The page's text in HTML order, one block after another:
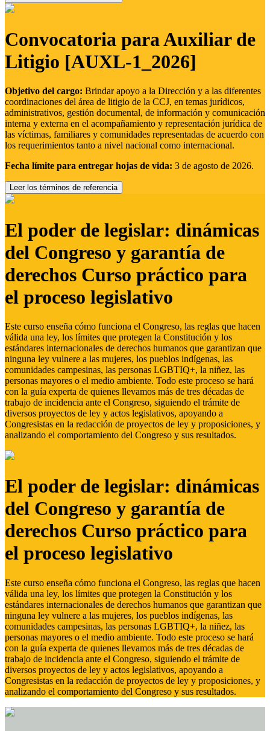
Convocatoria para Auxiliar de
Litigio [AUXL-1_2026]
Objetivo del cargo: Brindar apoyo a la Dirección y a las diferentes
coordinaciones del área de litigio de la CCJ, en temas jurídicos,
administrativos, gestión documental, de información y comunicación
interna y externa en el acompañamiento y representación jurídica de
las víctimas, familiares y comunidades representadas de acuerdo con
los requerimientos tanto a nivel nacional como internacional.
Fecha límite para entregar hojas de vida: 3 de agosto de 2026.
Leer los términos de referencia
El poder de legislar: dinámicas
del Congreso y garantía de
derechos Curso práctico para
el proceso legislativo
Este curso enseña cómo funciona el Congreso, las reglas que hacen
válida una ley, los límites que protegen la Constitución y los
estándares internacionales de derechos humanos que garantizan que
ninguna ley vulnere a las mujeres, los pueblos indígenas, las
comunidades campesinas, las personas LGBTIQ+, la niñez, las
personas mayores o el medio ambiente. Todo este proceso se hará
con la guía experta de quienes llevamos más de tres décadas de
trabajo de incidencia ante el Congreso, siguiendo el trámite de
diversos proyectos de ley y actos legislativos, apoyando a
Congresistas en la redacción de proyectos de ley y proposiciones, y
analizando el comportamiento del Congreso y sus resultados.
El poder de legislar: dinámicas
del Congreso y garantía de
derechos Curso práctico para
el proceso legislativo
Este curso enseña cómo funciona el Congreso, las reglas que hacen
válida una ley, los límites que protegen la Constitución y los
estándares internacionales de derechos humanos que garantizan que
ninguna ley vulnere a las mujeres, los pueblos indígenas, las
comunidades campesinas, las personas LGBTIQ+, la niñez, las
personas mayores o el medio ambiente. Todo este proceso se hará
con la guía experta de quienes llevamos más de tres décadas de
trabajo de incidencia ante el Congreso, siguiendo el trámite de
diversos proyectos de ley y actos legislativos, apoyando a
Congresistas en la redacción de proyectos de ley y proposiciones, y
analizando el comportamiento del Congreso y sus resultados.